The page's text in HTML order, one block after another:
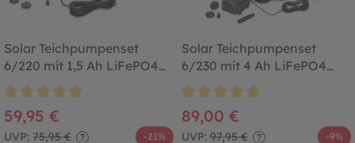
Solar Teichpumpenset
6/220 mit 1,5 Ah LiFePO4
Akkuspeicher
59,95 €
UVP: 75,95 € ? -21%
Solar Teichpumpenset
6/230 mit 4 Ah LiFePO4
Akkuspeicher
89,00 €
UVP: 97,95 € ? -9%